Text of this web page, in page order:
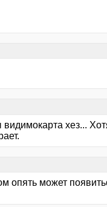
хез...
опять может